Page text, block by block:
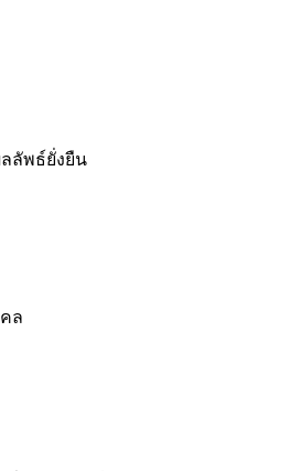
ลัพธ์ยั่งยืน
ล